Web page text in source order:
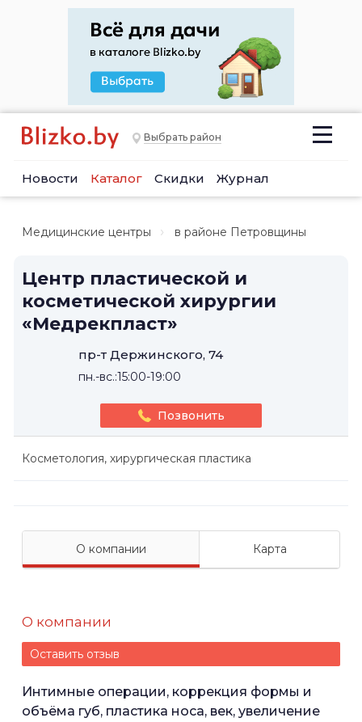
Выбрать район
Новости Каталог Скидки Журнал
Медицинские центры в районе Петровщины
Центр пластической и
косметической хирургии
«Медрекпласт»
пр-т Держинского, 74
пн.-вс.:15:00-19:00
Позвонить
Косметология, хирургическая пластика
О компании Карта
О компании
Оставить отзыв
Интимные операции, коррекция формы и
объёма губ, пластика носа, век, увеличение